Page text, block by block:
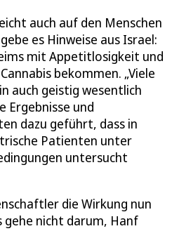
auch auf den Menschen
es Hinweise aus Israel:
mit Appetitlosigkeit und
bekommen. „Viele
auch geistig wesentlich
Ergebnisse und
dazu geführt, dass in
Patienten unter
untersucht
die Wirkung nun
gehe nicht darum, Hanf